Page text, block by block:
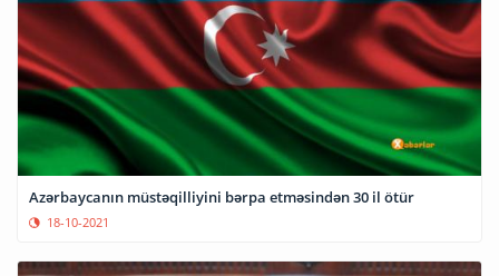
Azərbaycanın müstəqilliyini bərpa etməsindən 30 il ötür
18-10-2021